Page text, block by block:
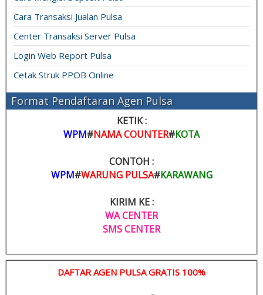
Cara Transaksi Jualan Pulsa
Center Transaksi Server Pulsa
Login Web Report Pulsa
Cetak Struk PPOB Online
Format Pendaftaran Agen Pulsa
KETIK :
WPM#NAMA COUNTER#KOTA
CONTOH :
WPM#WARUNG PULSA#KARAWANG
KIRIM KE :
WA CENTER
SMS CENTER
DAFTAR AGEN PULSA GRATIS 100%